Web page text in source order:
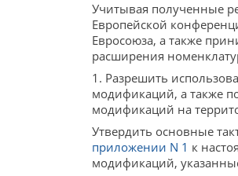
Учитывая полученные
Европейской
Евросоюза, а также
расширения
1. Разрешить
модификаций, а также
модификаций на
Утвердить основные
приложении N 1 к
модификаций,